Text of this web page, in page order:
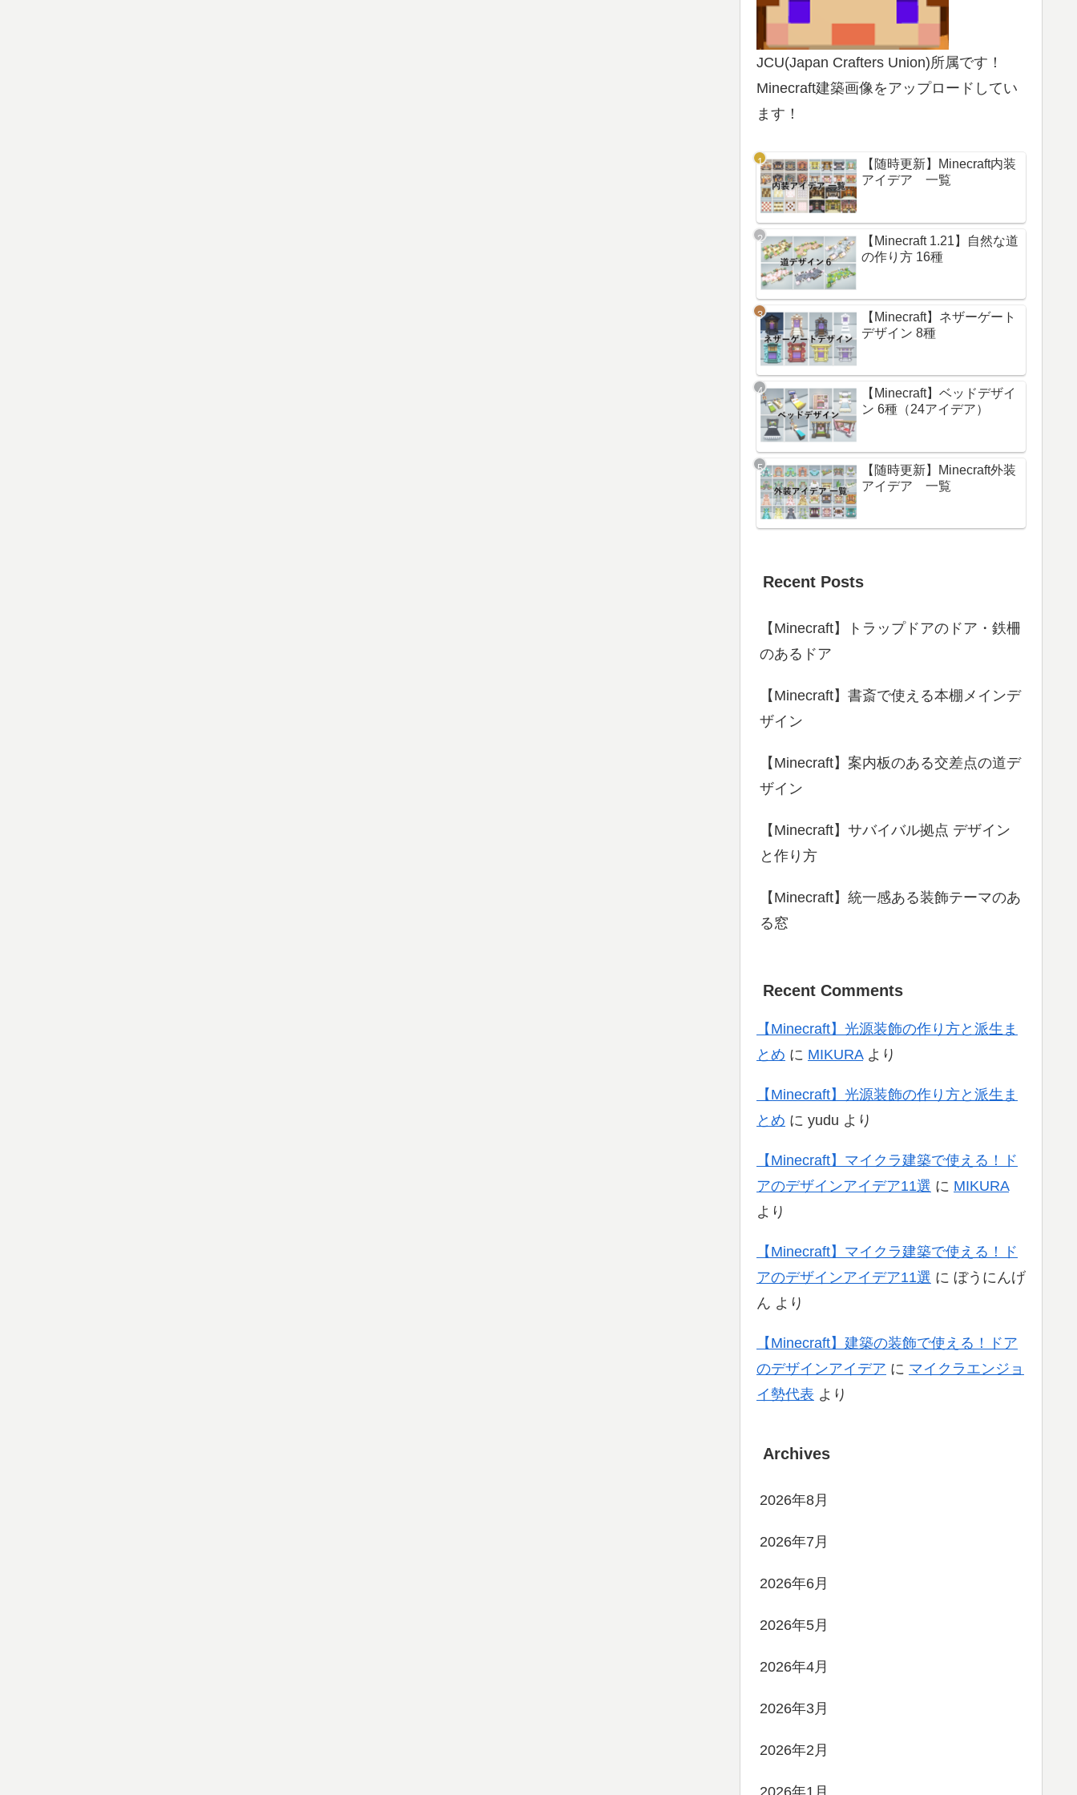
JCU(Japan Crafters Union)所属です！
Minecraft建築画像をアップロードしてい
ます！
【随時更新】Minecraft内装
アイデア 一覧
【Minecraft 1.21】自然な道
の作り方 16種
【Minecraft】ネザーゲート
デザイン 8種
【Minecraft】ベッドデザイ
ン 6種（24アイデア）
【随時更新】Minecraft外装
アイデア 一覧
Recent Posts
【Minecraft】トラップドアのドア・鉄柵
のあるドア
【Minecraft】書斎で使える本棚メインデ
ザイン
【Minecraft】案内板のある交差点の道デ
ザイン
【Minecraft】サバイバル拠点 デザイン
と作り方
【Minecraft】統一感ある装飾テーマのあ
る窓
Recent Comments
【Minecraft】光源装飾の作り方と派生ま
とめ に MIKURAより
【Minecraft】光源装飾の作り方と派生ま
とめ に yudu より
【Minecraft】マイクラ建築で使える！ド
アのデザインアイデア11選 に MIKURA
より
【Minecraft】マイクラ建築で使える！ド
アのデザインアイデア11選 に ぼうにんげ
ん より
【Minecraft】建築の装飾で使える！ドア
のデザインアイデア に マイクラエンジョ
イ勢代表 より
Archives
2026年8月
2026年7月
2026年6月
2026年5月
2026年4月
2026年3月
2026年2月